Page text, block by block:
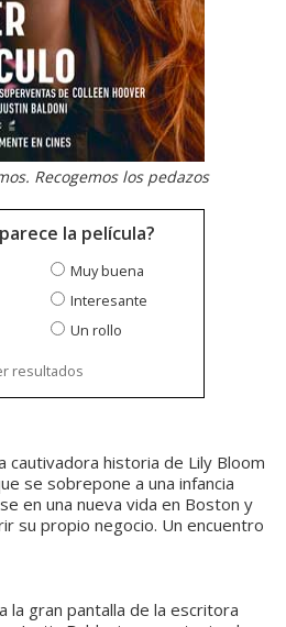
Recogemos los pedazos
la película?
Muy buena
Interesante
Un rollo
resultados
cautivadora historia de Lily Bloom
se sobrepone a una infancia
en una nueva vida en Boston y
su propio negocio. Un encuentro
la gran pantalla de la escritora